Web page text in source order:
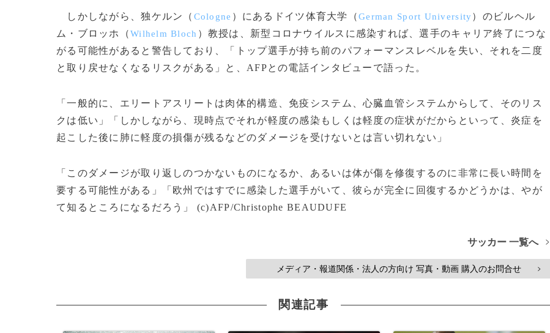
しかしながら、独ケルン（ Cologne ）にあるドイツ体育大学（German Sport University）のビルヘル
ム・ブロッホ（Wilhelm Bloch ）教授は、新型コロナウイルスに感染すれば、選手のキャリア終了につな
がる可能性があると警告しており、「トップ選手が持ち前のパフォーマンスレベルを失い、それを二度
と取り戻せなくなるリスクがある」と、AFPとの電話インタビューで語った。
「一般的に、エリートアスリートは肉体的構造、免疫システム、心臓血管システムからして、そのリス
クは低い」「しかしながら、現時点でそれが軽度の感染もしくは軽度の症状がだからといって、炎症を
起こした後に肺に軽度の損傷が残るなどのダメージを受けないとは言い切れない」
「このダメージが取り返しのつかないものになるか、あるいは体が傷を修復するのに非常に長い時間を
要する可能性がある」「欧州ではすでに感染した選手がいて、彼らが完全に回復するかどうかは、やが
て知るところになるだろう」 (c)AFP/Christophe BEAUDUFE
サッカー 一覧へ >
メディア・報道関係・法人の方向け 写真・動画 購入のお問合せ >
関連記事